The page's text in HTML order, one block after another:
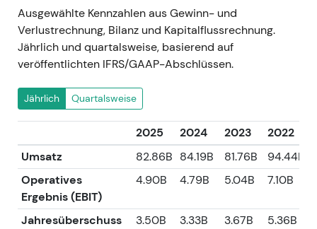
Ausgewählte Kennzahlen aus Gewinn- und
Verlustrechnung, Bilanz und Kapitalflussrechnung.
Jährlich und quartalsweise, basierend auf
veröffentlichten IFRS/GAAP-Abschlüssen.
Jährlich Quartalsweise
2025 2024 2023 2022
Umsatz
82.86B 84.19B 81.76B 94.44B
Operatives
Ergebnis (EBIT)
4.90B 4.79B 5.04B 7.10B
Jahresüberschuss 3.50B 3.33B 3.67B 5.36B